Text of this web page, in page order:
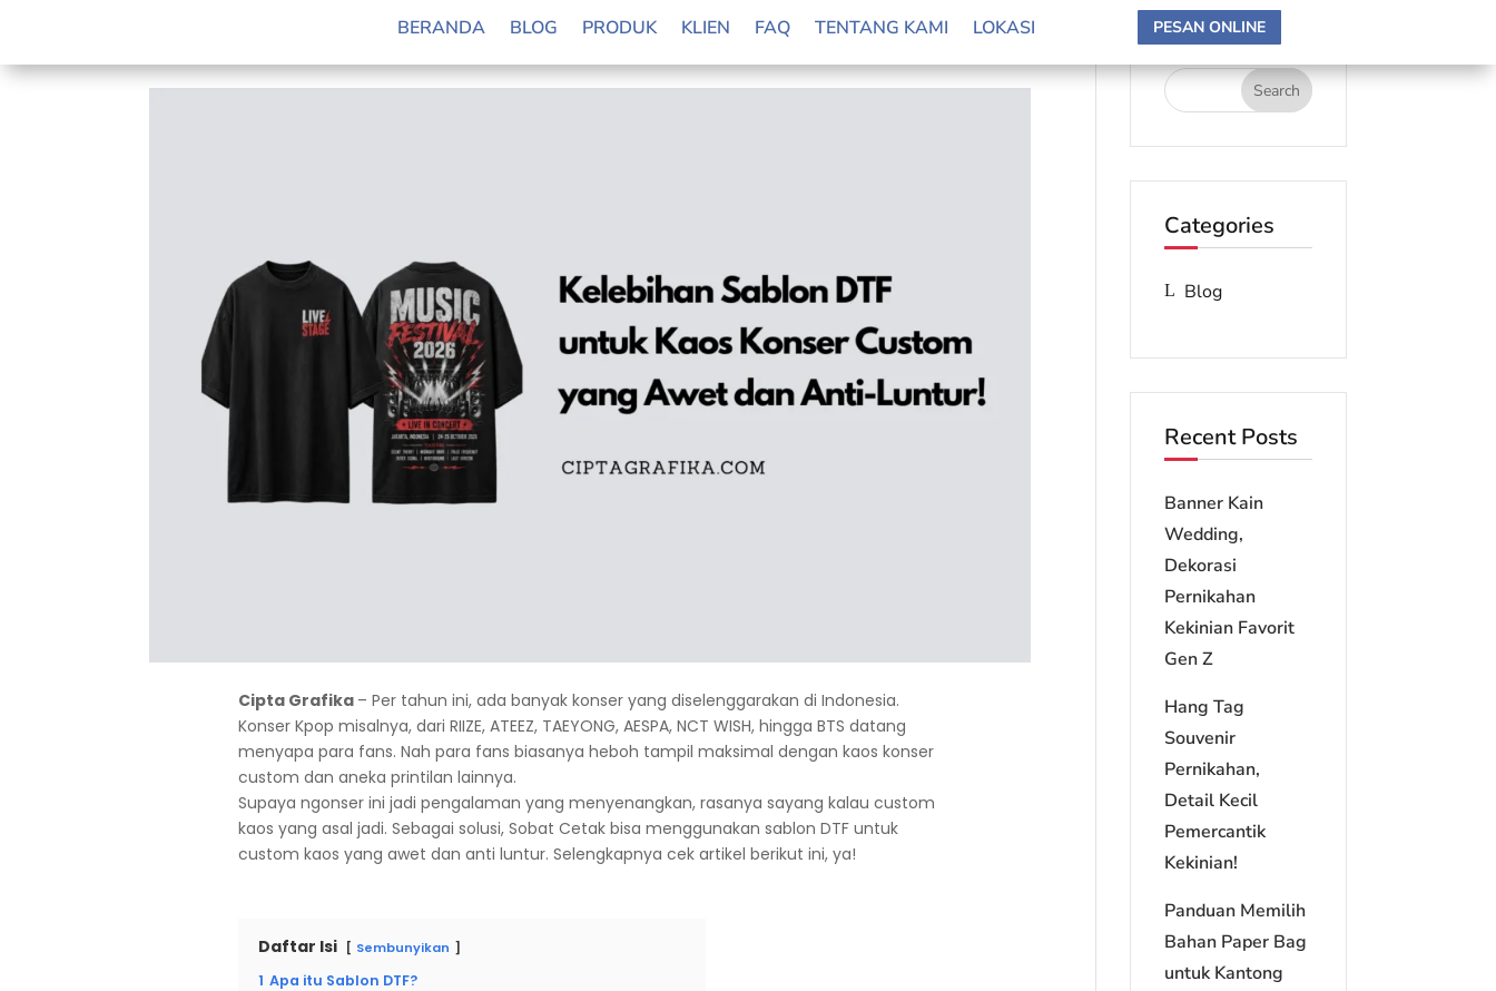
BERANDA BLOG PRODUK KLIEN FAQ TENTANG KAMI LOKASI PESAN ONLINE
Cipta Grafika – Per tahun ini, ada banyak konser yang diselenggarakan di Indonesia.
Konser Kpop misalnya, dari RIIZE, ATEEZ, TAEYONG, AESPA, NCT WISH, hingga BTS datang
menyapa para fans. Nah para fans biasanya heboh tampil maksimal dengan kaos konser
custom dan aneka printilan lainnya.
Supaya ngonser ini jadi pengalaman yang menyenangkan, rasanya sayang kalau custom
kaos yang asal jadi. Sebagai solusi, Sobat Cetak bisa menggunakan sablon DTF untuk
custom kaos yang awet dan anti luntur. Selengkapnya cek artikel berikut ini, ya!
Daftar Isi Sembunyikan
1 Apa itu Sablon DTF?
search here
Categories
Blog
Recent Posts
Banner Kain
Wedding,
Dekorasi
Pernikahan
Kekinian Favorit
Gen Z
Hang Tag
Souvenir
Pernikahan,
Detail Kecil
Pemercantik
Kekinian!
Panduan Memilih
Bahan Paper Bag
untuk Kantong